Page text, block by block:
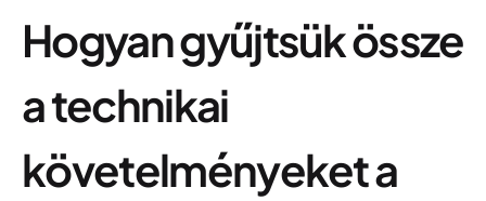
Hogyan gyűjtsük össze
a technikai
követelményeket a